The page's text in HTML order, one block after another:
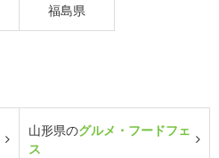
福島県
山形県のグルメ・フードフェ
ス